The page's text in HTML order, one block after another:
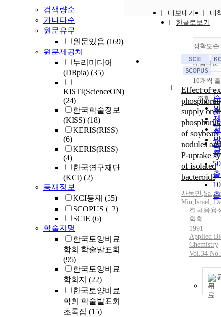
검색량순
가나다순
원문유무
원문있음 (169)
원문제공처
누리미디어
(DBpia) (35)
KISTI(ScienceON)
(24)
한국학술정보
(KISS) (18)
KERIS(RISS)
(6)
KERIS(RISS)
(4)
한국연구재단
(KCI) (2)
등재정보
KCI등재 (35)
SCOPUS (12)
SCIE (6)
학술지명
한국토양비료
학회 학술발표회
(95)
한국토양비료
학회지 (22)
한국토양비료
학회 학술발표회
초록집 (15)
내보내기
내
한글로보기
정확도순
순
순
내림차순
10개씩
조회
1
Effect of
phosphorus
supply on
of soybean
nodules
P-uptake
of isolated
bacteroids
사동민 ,Sa,
Min,Israel,
한국응용
학회
1991
Applied
Chemistry
Vol.34
기